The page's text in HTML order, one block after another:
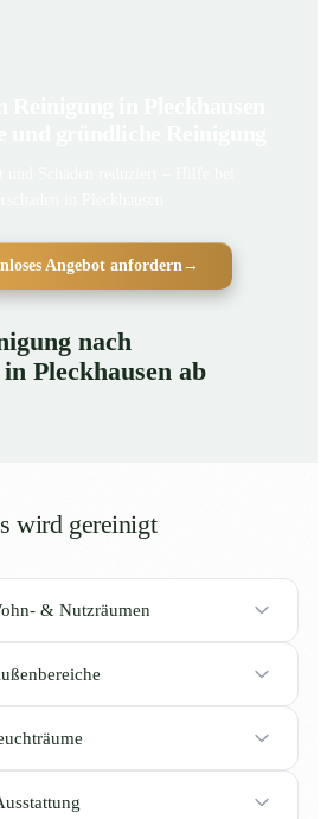
Angebot anfordern→
nach
Pleckhausen ab
wird gereinigt
& Nutzräumen